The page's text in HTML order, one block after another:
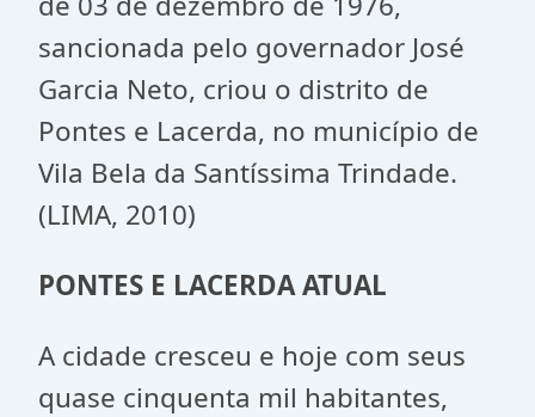
sancionada pelo governador José
Garcia Neto, criou o distrito de
Pontes e Lacerda, no município de
Vila Bela da Santíssima Trindade.
(LIMA, 2010)
PONTES E LACERDA ATUAL
A cidade cresceu e hoje com seus
quase cinquenta mil habitantes,